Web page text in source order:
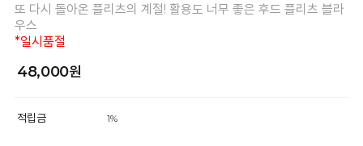
또 다시 돌아온 플리츠의 계절! 활용도 너무 좋은 후드 플리츠 블라
우스
*일시품절
48,000원
적립금 1%